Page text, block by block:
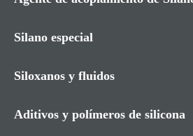
Silano especial
Siloxanos y fluidos
Aditivos y polímeros de silicona